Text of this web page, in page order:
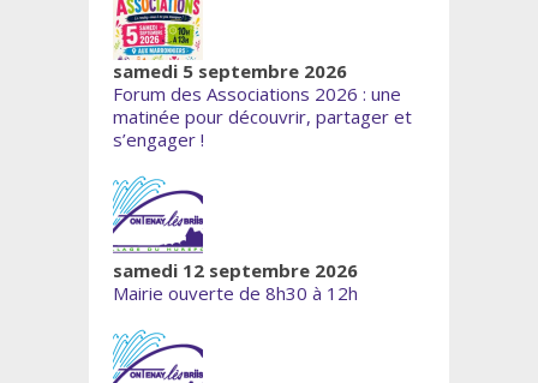
samedi 5 septembre 2026
Forum des Associations 2026 : une
matinée pour découvrir, partager et
s’engager !
samedi 12 septembre 2026
Mairie ouverte de 8h30 à 12h